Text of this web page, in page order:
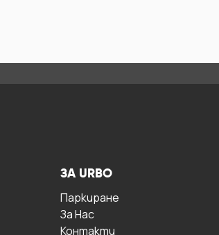
ЗА URBO
Паркиране
За Hас
Контакти